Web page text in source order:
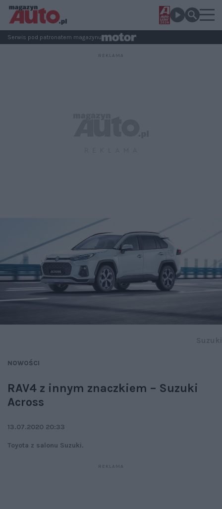
Serwis pod patronatem magazynu
NOWOŚCI
RAV4 z innym znaczkiem – Suzuki
Across
13.07.2020 20:33
Toyota z salonu Suzuki.